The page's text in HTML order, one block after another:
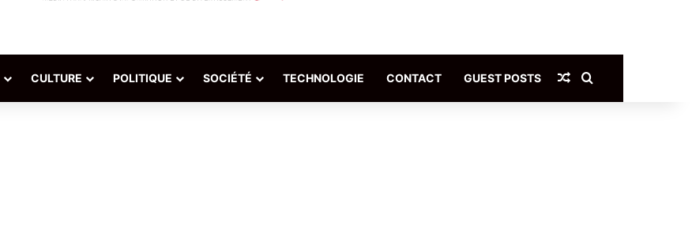
CULTURE POLITIQUE SOCIÉTÉ TECHNOLOGIE CONTACT GUEST POSTS Article Aléatoire